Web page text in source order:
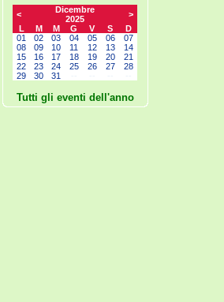
<
Dicembre
2025
>
L
M M G V S
D
01
02 03 04 05 06
07
08
09 10 11 12 13
14
15
16 17 18 19 20
21
22
23 24 25 26 27
28
29
30 31
Tutti gli eventi dell'anno